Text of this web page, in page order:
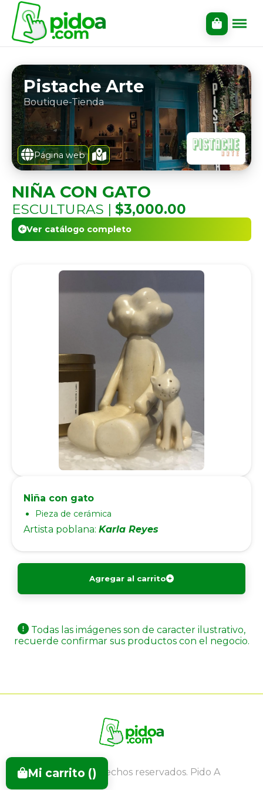
Pistache Arte
Boutique-Tienda
Página web
NIÑA CON GATO
ESCULTURAS | $3,000.00
Ver catálogo completo
Niña con gato
Pieza de cerámica
Artista poblana: Karla Reyes
Agregar al carrito
Todas las imágenes son de caracter ilustrativo,
recuerde confirmar sus productos con el negocio.
Todos los derechos reservados. Pido A
Mi carrito ()